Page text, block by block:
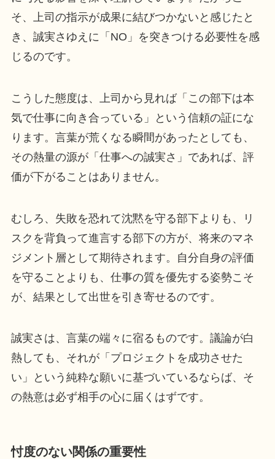
そ、上司の指示が成果に結びつかないと感じたと
き、誠実さゆえに「NO」を突きつける必要性を感
じるのです。
こうした態度は、上司から見れば「この部下は本
気で仕事に向き合っている」という信頼の証にな
ります。言葉が荒くなる瞬間があったとしても、
その熱量の源が「仕事への誠実さ」であれば、評
価が下がることはありません。
むしろ、失敗を恐れて沈黙を守る部下よりも、リ
スクを背負って進言する部下の方が、将来のマネ
ジメント層として期待されます。自分自身の評価
を守ることよりも、仕事の質を優先する姿勢こそ
が、結果として出世を引き寄せるのです。
誠実さは、言葉の端々に宿るものです。議論が白
熱しても、それが「プロジェクトを成功させた
い」という純粋な願いに基づいているならば、そ
の熱意は必ず相手の心に届くはずです。
忖度のない関係の重要性